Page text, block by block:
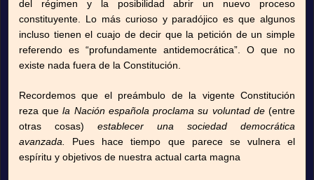
del régimen y la posibilidad abrir un nuevo proceso
constituyente. Lo más curioso y paradójico es que algunos
incluso tienen el cuajo de decir que la petición de un simple
referendo es “profundamente antidemocrática”. O que no
existe nada fuera de la Constitución.
Recordemos que el preámbulo de la vigente Constitución
reza quela Nación española proclama su voluntad de(entre
otras cosas) establecer una sociedad democrática
avanzada. Pues hace tiempo que parece se vulnera el
espíritu y objetivos de nuestra actual carta magna